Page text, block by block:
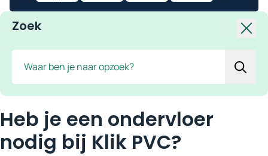
Zoek
Heb je een ondervloer
nodig bij Klik PVC?